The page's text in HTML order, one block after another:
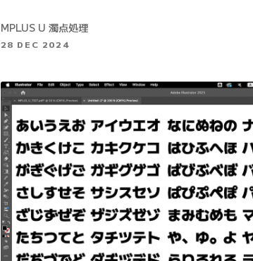
MPLUS U 濁点処理
28 DEC 2024